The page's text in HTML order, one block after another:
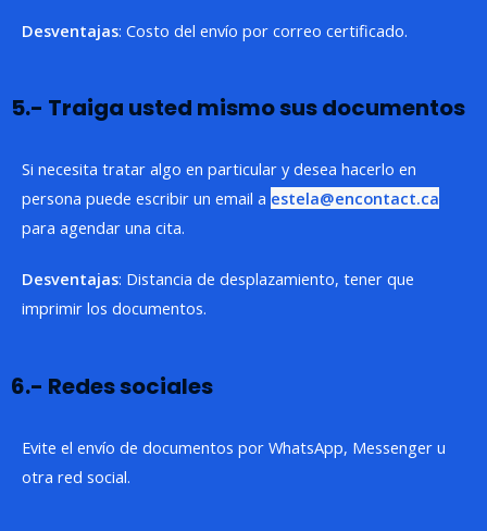
Desventajas: Costo del envío por correo certificado.
5.- Traiga usted mismo sus documentos
Si necesita tratar algo en particular y desea hacerlo en
persona puede escribir un email a estela@encontact.ca
para agendar una cita.
Desventajas: Distancia de desplazamiento, tener que
imprimir los documentos.
6.- Redes sociales
Evite el envío de documentos por WhatsApp, Messenger u
otra red social.